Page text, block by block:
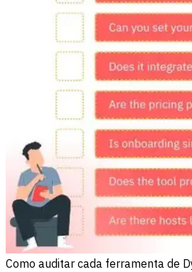
Como auditar cada ferramenta de